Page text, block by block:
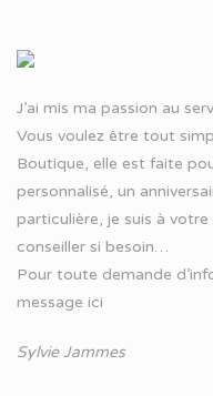
J’ai mis ma passion au
Vous voulez être tout
Boutique, elle est faite
personnalisé, un
particulière, je suis à
conseiller si besoin…
Pour toute demande
message ici
Sylvie Jammes